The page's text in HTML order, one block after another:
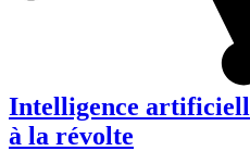
Intelligence
à la révolte